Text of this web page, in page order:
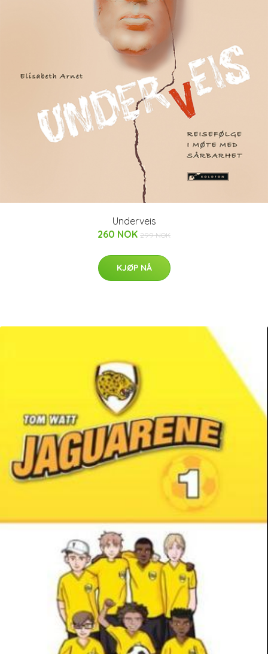
Underveis
260 NOK 299 NOK
KJØP NÅ